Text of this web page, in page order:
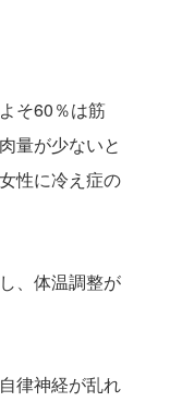
そ60％は筋
量が少ないと
性に冷え症の
、体温調整が
律神経が乱れ